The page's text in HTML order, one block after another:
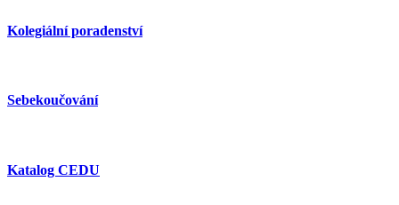
Kolegiální poradenství
Sebekoučování
Katalog CEDU